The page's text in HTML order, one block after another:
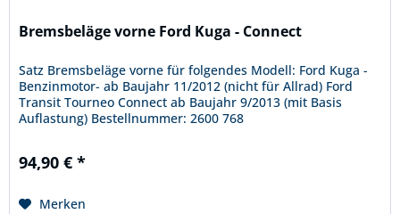
Bremsbeläge vorne Ford Kuga - Connect
Satz Bremsbeläge vorne für folgendes Modell: Ford Kuga -
Benzinmotor- ab Baujahr 11/2012 (nicht für Allrad) Ford
Transit Tourneo Connect ab Baujahr 9/2013 (mit Basis
Auflastung) Bestellnummer: 2600 768
94,90 € *
Merken